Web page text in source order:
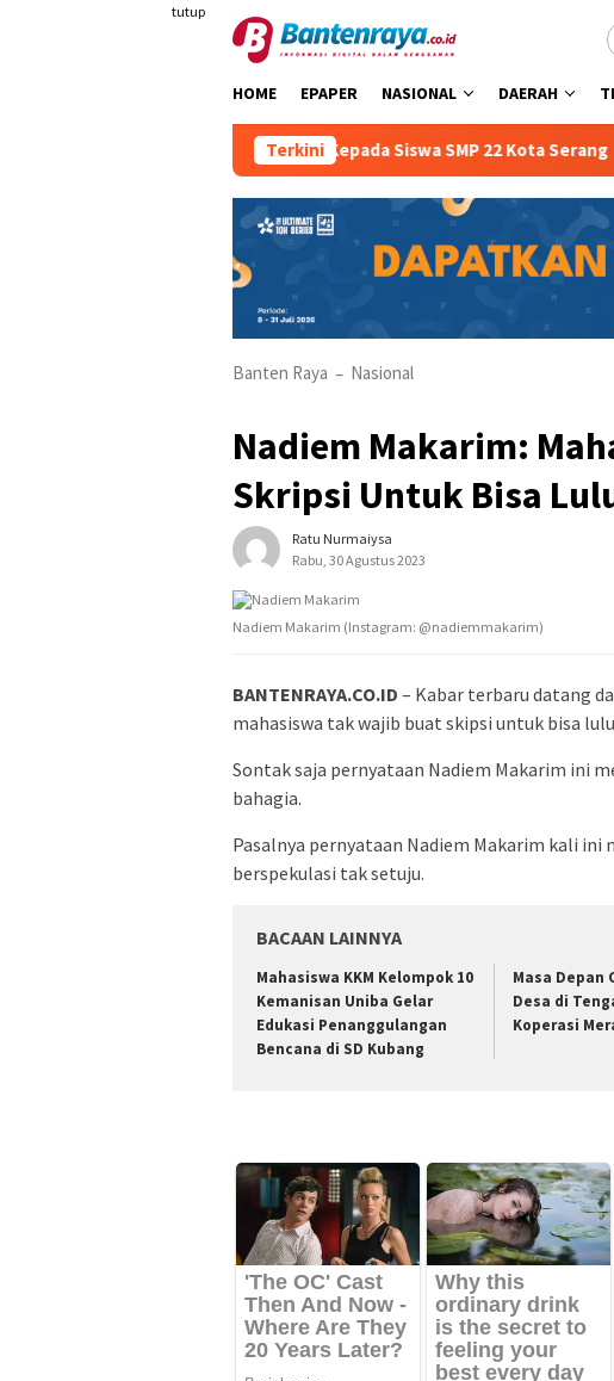
tutup
HOME EPAPER NASIONAL DAERAH
Terkini
Sejak Dini Kepada Siswa SMP 22 Kota Serang Atria
Banten Raya – Nasional
Nadiem Makarim:
Skripsi Untuk Bisa
Ratu Nurmaiysa
Rabu, 30 Agustus 2023
Nadiem Makarim (Instagram: @nadiemmakarim)
BANTENRAYA.CO.ID – Kabar terbaru datang
mahasiswa tak wajib buat skipsi untuk bisa
Sontak saja pernyataan Nadiem Makarim ini
bahagia.
Pasalnya pernyataan Nadiem Makarim kali ini
berspekulasi tak setuju.
BACAAN LAINNYA
Mahasiswa KKM Kelompok 10
Kemanisan Uniba Gelar
Edukasi Penanggulangan
Bencana di SD Kubang
Masa Depan
Desa di
Koperasi